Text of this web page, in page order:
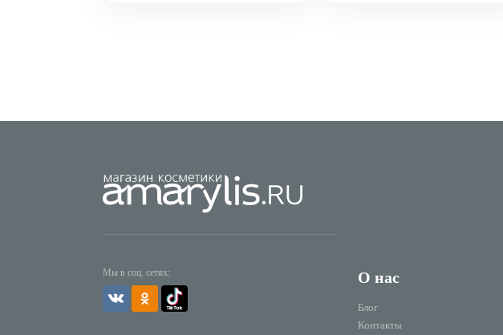
Мы в соц. сетях: О нас
Блог
Контакты